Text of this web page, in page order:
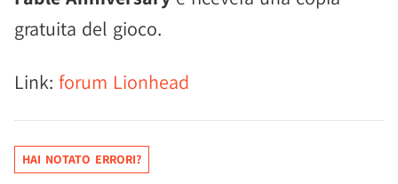
gratuita del gioco.
Link: forum Lionhead
HAI NOTATO ERRORI?